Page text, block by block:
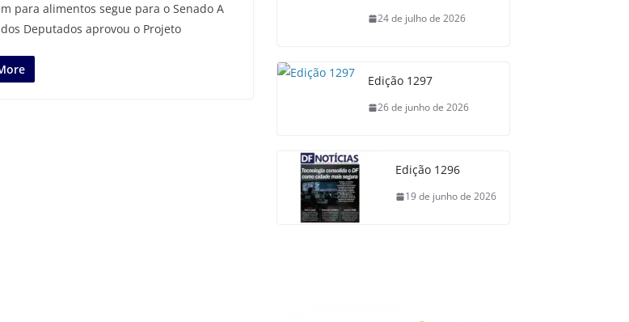
para alimentos segue para o Senado A
Deputados aprovou o Projeto
24 de julho de 2026
Edição 1297
26 de junho de 2026
Edição 1296
19 de junho de 2026